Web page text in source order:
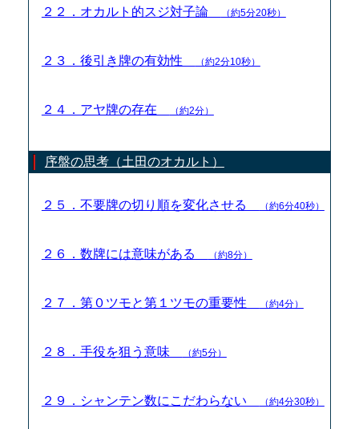
２２．オカルト的スジ対子論 （約5分20秒）
２３．後引き牌の有効性 （約2分10秒）
２４．アヤ牌の存在 （約2分）
序盤の思考（土田のオカルト）
２５．不要牌の切り順を変化させる （約6分40秒）
２６．数牌には意味がある （約8分）
２７．第０ツモと第１ツモの重要性 （約4分）
２８．手役を狙う意味 （約5分）
２９．シャンテン数にこだわらない （約4分30秒）